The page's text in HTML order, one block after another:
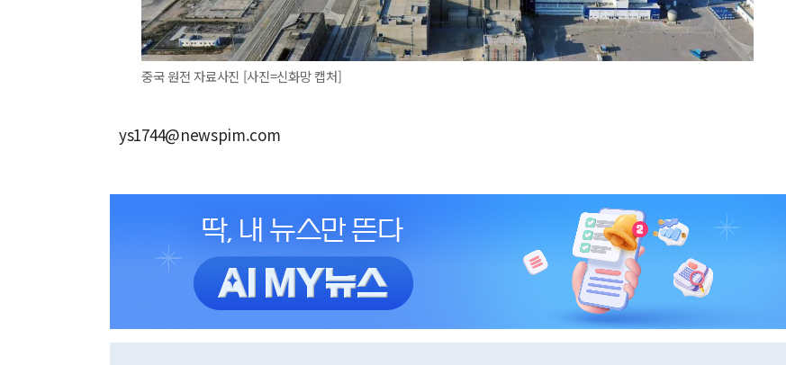
중국 원전 자료사진 [사진=신화망 캡처]
ys1744@newspim.com